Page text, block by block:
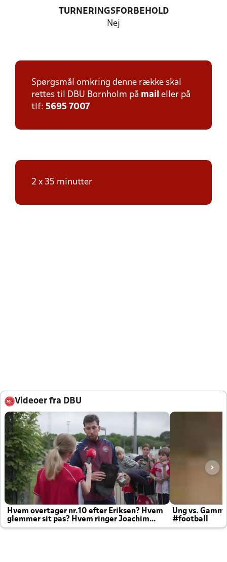
TURNERINGSFORBEHOLD
Nej
Spørgsmål omkring denne række skal
rettes til DBU Bornholm på mail eller på
tlf: 5695 7007
2 x 35 minutter
Videoer fra DBU
Hvem overtager nr.10 efter Eriksen? Hvem
glemmer sit pas? Hvem ringer Joachim
altid til efter kampe?
Ung vs.
#football